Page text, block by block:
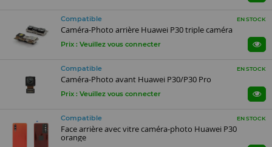
Compatible EN STOCK
Caméra-Photo arrière Huawei P30 triple caméra
Prix : Veuillez vous connecter
Compatible EN STOCK
Caméra-Photo avant Huawei P30/P30 Pro
Prix : Veuillez vous connecter
Compatible EN STOCK
Face arrière avec vitre caméra-photo Huawei P30
orange